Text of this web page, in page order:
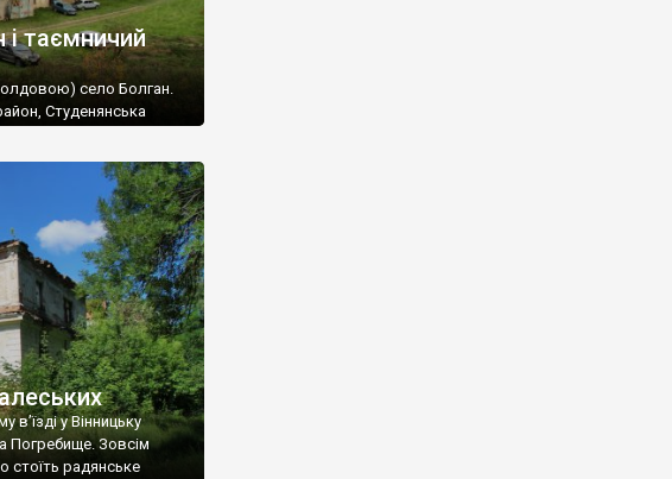
таємничий
село Болган.
Студенянська
Всі епітафії, які
– цвинтар
У 1924-1940
у Вінницьку
Погребище. Зовсім
стоїть радянське